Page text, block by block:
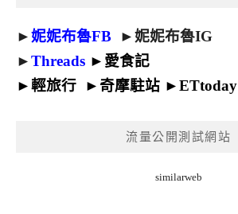
►妮妮布魯FB ►妮妮布魯IG
►Threads ► 愛食記
►輕旅行 ► 奇摩駐站 ►ETtoday
流量公開測試網站
similarweb